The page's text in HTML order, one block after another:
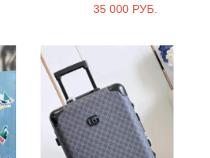
35 000 РУБ.